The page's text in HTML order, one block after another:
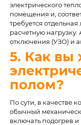
электрического
помещения и,
требуется
расчетную нагрузку.
отключения (УЗО) и
5. Как вы
полом?
По сути, в качестве
обычный
включать подогрев